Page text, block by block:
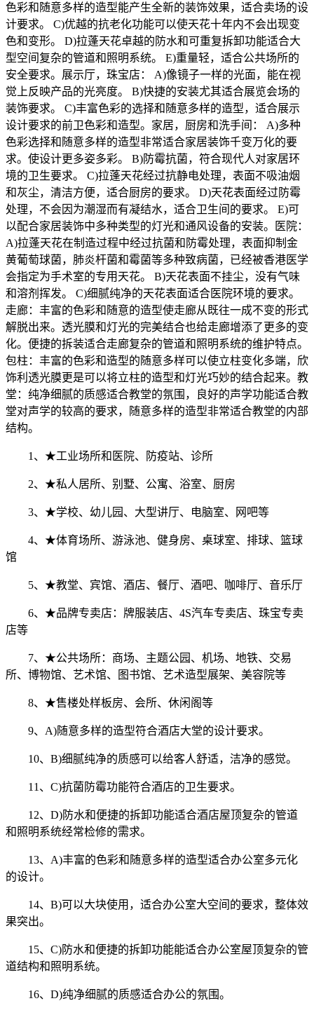
色彩和随意多样的造型能产生全新的装饰效果，适合卖场的设
计要求。 C)优越的抗老化功能可以使天花十年内不会出现变
色和变形。 D)拉蓬天花卓越的防水和可重复拆卸功能适合大
型空间复杂的管道和照明系统。 E)重量轻，适合公共场所的
安全要求。展示厅，珠宝店： A)像镜子一样的光面，能在视
觉上反映产品的光亮度。 B)快捷的安装尤其适合展览会场的
装饰要求。 C)丰富色彩的选择和随意多样的造型，适合展示
设计要求的前卫色彩和造型。家居，厨房和洗手间： A)多种
色彩选择和随意多样的造型非常适合家居装饰千变万化的要
求。使设计更多姿多彩。 B)防霉抗菌，符合现代人对家居环
境的卫生要求。 C)拉蓬天花经过抗静电处理，表面不吸油烟
和灰尘，清洁方便，适合厨房的要求。 D)天花表面经过防霉
处理，不会因为潮湿而有凝结水，适合卫生间的要求。 E)可
以配合家居装饰中多种类型的灯光和通风设备的安装。医院：
A)拉蓬天花在制造过程中经过抗菌和防霉处理，表面抑制金
黄葡萄球菌，肺炎杆菌和霉菌等多种致病菌，已经被香港医学
会指定为手术室的专用天花。 B)天花表面不挂尘，没有气味
和溶剂挥发。 C)细腻纯净的天花表面适合医院环境的要求。
走廊：丰富的色彩和随意的造型使走廊从既往一成不变的形式
解脱出来。透光膜和灯光的完美结合也给走廊增添了更多的变
化。便捷的拆装适合走廊复杂的管道和照明系统的维护特点。
包柱：丰富的色彩和造型的随意多样可以使立柱变化多端，欣
饰利透光膜更是可以将立柱的造型和灯光巧妙的结合起来。教
堂：纯净细腻的质感适合教堂的氛围，良好的声学功能适合教
堂对声学的较高的要求，随意多样的造型非常适合教堂的内部
结构。
1、★工业场所和医院、防疫站、诊所
2、★私人居所、别墅、公寓、浴室、厨房
3、★学校、幼儿园、大型讲厅、电脑室、网吧等
4、★体育场所、游泳池、健身房、桌球室、排球、篮球
馆
5、★教堂、宾馆、酒店、餐厅、酒吧、咖啡厅、音乐厅
6、★品牌专卖店：牌服装店、4S汽车专卖店、珠宝专卖
店等
7、★公共场所：商场、主题公园、机场、地铁、交易
所、博物馆、艺术馆、图书馆、艺术造型展架、美容院等
8、★售楼处样板房、会所、休闲阁等
9、A)随意多样的造型符合酒店大堂的设计要求。
10、B)细腻纯净的质感可以给客人舒适，洁净的感觉。
11、C)抗菌防霉功能符合酒店的卫生要求。
12、D)防水和便捷的拆卸功能适合酒店屋顶复杂的管道
和照明系统经常检修的需求。
13、A)丰富的色彩和随意多样的造型适合办公室多元化
的设计。
14、B)可以大块使用，适合办公室大空间的要求，整体效
果突出。
15、C)防水和便捷的拆卸功能能适合办公室屋顶复杂的管
道结构和照明系统。
16、D)纯净细腻的质感适合办公的氛围。